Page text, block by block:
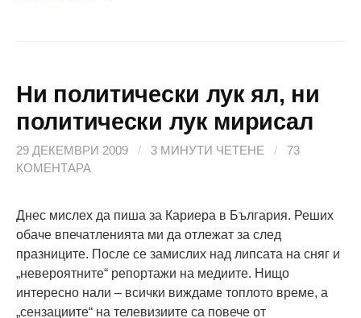
Ни политически лук ял, ни
политически лук мирисал
29 ДЕКЕМВРИ 2009 / 3 МИНУТИ ЧЕТЕНЕ /
73
КОМЕНТАРА
Днес мислех да пиша за Кариера в България. Реших
обаче впечатленията ми да отлежат за след
празниците. После се замислих над липсата на сняг и
„невероятните“ репортажи на медиите. Нищо
интересно нали – всички виждаме топлото време, а
„сензациите“ на телевизиите са повече от